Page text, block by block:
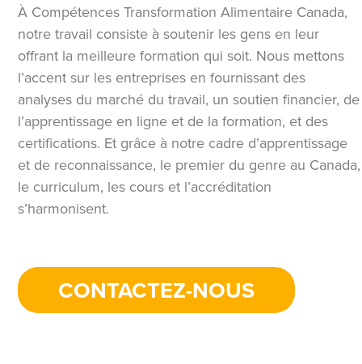
À Compétences Transformation Alimentaire Canada,
notre travail consiste à soutenir les gens en leur
offrant la meilleure formation qui soit. Nous mettons
l’accent sur les entreprises en fournissant des
analyses du marché du travail, un soutien financier, de
l’apprentissage en ligne et de la formation, et des
certifications. Et grâce à notre cadre d’apprentissage
et de reconnaissance, le premier du genre au Canada,
le curriculum, les cours et l’accréditation
s’harmonisent.
CONTACTEZ-NOUS